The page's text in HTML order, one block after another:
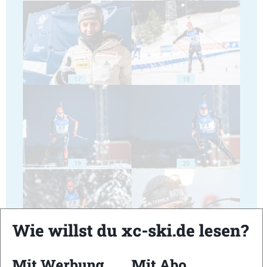
17 18
19 20
Wie willst du xc-ski.de lesen?